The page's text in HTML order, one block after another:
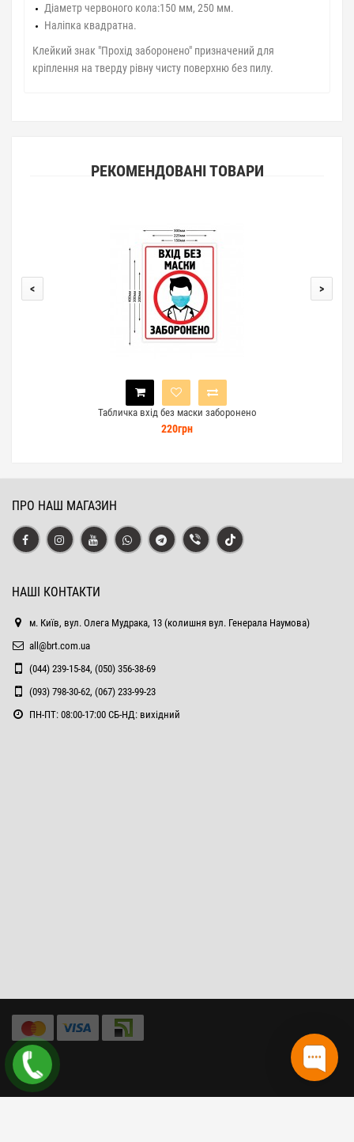
Діаметр червоного кола:150 мм, 250 мм.
Наліпка квадратна.
Клейкий знак "Прохід заборонено" призначений для
кріплення на тверду рівну чисту поверхню без пилу.
РЕКОМЕНДОВАНІ ТОВАРИ
Табличка вхід без маски заборонено
220грн
< >
ПРО НАШ МАГАЗИН
НАШІ КОНТАКТИ
м. Київ, вул. Олега Мудрака, 13 (колишня вул. Генерала Наумова)
all@brt.com.ua
(044) 239-15-84, (050) 356-38-69
(093) 798-30-62, (067) 233-99-23
ПН-ПТ: 08:00-17:00 СБ-НД: вихідний